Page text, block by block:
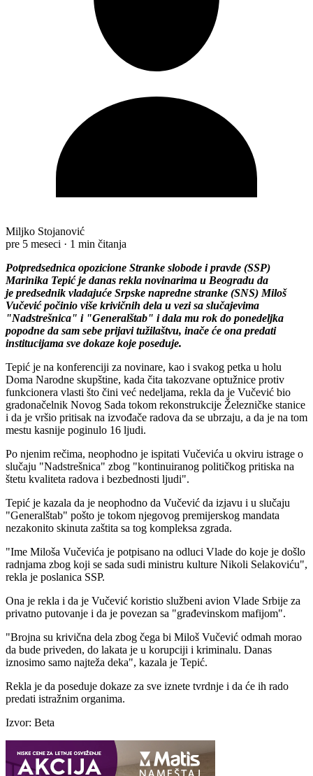
Miljko Stojanović
pre 5 meseci · 1 min čitanja
Potpredsednica opozicione Stranke slobode i pravde (SSP)
Marinika Tepić je danas rekla novinarima u Beogradu da
je predsednik vladajuće Srpske napredne stranke (SNS) Miloš
Vučević počinio više krivičnih dela u vezi sa slučajevima
"Nadstrešnica" i "Generalštab" i dala mu rok do ponedeljka
popodne da sam sebe prijavi tužilaštvu, inače će ona predati
institucijama sve dokaze koje poseduje.
Tepić je na konferenciji za novinare, kao i svakog petka u holu
Doma Narodne skupštine, kada čita takozvane optužnice protiv
funkcionera vlasti što čini već nedeljama, rekla da je Vučević bio
gradonačelnik Novog Sada tokom rekonstrukcije Železničke stanice
i da je vršio pritisak na izvođače radova da se ubrzaju, a da je na tom
mestu kasnije poginulo 16 ljudi.
Po njenim rečima, neophodno je ispitati Vučevića u okviru istrage o
slučaju "Nadstrešnica" zbog "kontinuiranog političkog pritiska na
štetu kvaliteta radova i bezbednosti ljudi".
Tepić je kazala da je neophodno da Vučević da izjavu i u slučaju
"Generalštab" pošto je tokom njegovog premijerskog mandata
nezakonito skinuta zaštita sa tog kompleksa zgrada.
"Ime Miloša Vučevića je potpisano na odluci Vlade do koje je došlo
radnjama zbog koji se sada sudi ministru kulture Nikoli Selakoviću",
rekla je poslanica SSP.
Ona je rekla i da je Vučević koristio službeni avion Vlade Srbije za
privatno putovanje i da je povezan sa "građevinskom mafijom".
"Brojna su krivična dela zbog čega bi Miloš Vučević odmah morao
da bude priveden, do lakata je u korupciji i kriminalu. Danas
iznosimo samo najteža deka", kazala je Tepić.
Rekla je da poseduje dokaze za sve iznete tvrdnje i da će ih rado
predati istražnim organima.
Izvor: Beta